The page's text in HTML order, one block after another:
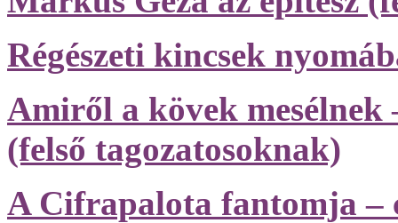
Régészeti kincsek
Amiről a kövek mesélnek
(felső tagozatosoknak)
A Cifrapalota fantomja –